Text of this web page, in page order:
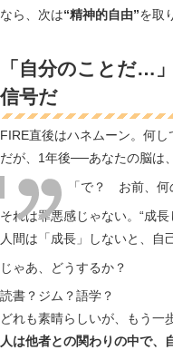
なら、次は“精神的自由”を取
「自分のことだ…
信号だ
FIRE直後はハネムーン。何し
だが、1年後──あなたの脳は
「で？ お前、何
それは罪悪感じゃない。“成
人間は「成長」しないと、自
じゃあ、どうするか？
読書？ジム？語学？
どれも素晴らしいが、もう一
人は他者との関わりの中で、